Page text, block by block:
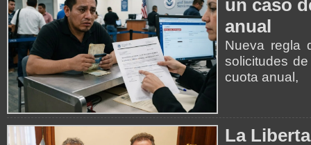
un caso
anual
Nueva regla
solicitudes
cuota anual,
La